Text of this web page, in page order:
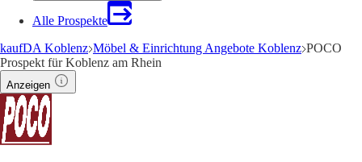
Alle Prospekte
kaufDA Koblenz Möbel & Einrichtung Angebote Koblenz POCO
Prospekt für Koblenz am Rhein
Anzeigen